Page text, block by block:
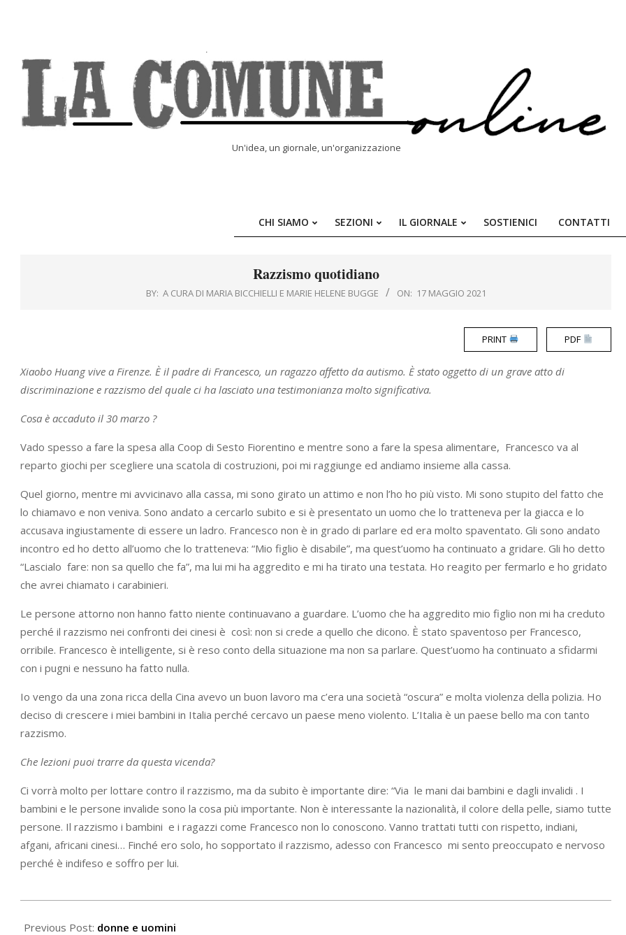
Un'idea, un giornale, un'organizzazione
Primary
CHI SIAMO SEZIONI IL GIORNALE SOSTIENICI CONTATTI
Razzismo quotidiano
BY: A CURA DI MARIA BICCHIELLI E MARIE HELENE BUGGE ON: 17 MAGGIO 2021
PRINT PDF
Xiaobo Huang vive a Firenze. È il padre di Francesco, un ragazzo affetto da autismo. È stato oggetto di un grave atto di
discriminazione e razzismo del quale ci ha lasciato una testimonianza molto significativa.
Cosa è accaduto il 30 marzo ?
Vado spesso a fare la spesa alla Coop di Sesto Fiorentino e mentre sono a fare la spesa alimentare, Francesco va al
reparto giochi per scegliere una scatola di costruzioni, poi mi raggiunge ed andiamo insieme alla cassa.
Quel giorno, mentre mi avvicinavo alla cassa, mi sono girato un attimo e non l’ho ho più visto. Mi sono stupito del fatto che
lo chiamavo e non veniva. Sono andato a cercarlo subito e si è presentato un uomo che lo tratteneva per la giacca e lo
accusava ingiustamente di essere un ladro. Francesco non è in grado di parlare ed era molto spaventato. Gli sono andato
incontro ed ho detto all’uomo che lo tratteneva: “Mio figlio è disabile”, ma quest’uomo ha continuato a gridare. Gli ho detto
“Lascialo fare: non sa quello che fa”, ma lui mi ha aggredito e mi ha tirato una testata. Ho reagito per fermarlo e ho gridato
che avrei chiamato i carabinieri.
Le persone attorno non hanno fatto niente continuavano a guardare. L’uomo che ha aggredito mio figlio non mi ha creduto
perché il razzismo nei confronti dei cinesi è così: non si crede a quello che dicono. È stato spaventoso per Francesco,
orribile. Francesco è intelligente, si è reso conto della situazione ma non sa parlare. Quest’uomo ha continuato a sfidarmi
con i pugni e nessuno ha fatto nulla.
Io vengo da una zona ricca della Cina avevo un buon lavoro ma c’era una società “oscura” e molta violenza della polizia. Ho
deciso di crescere i miei bambini in Italia perché cercavo un paese meno violento. L’Italia è un paese bello ma con tanto
razzismo.
Che lezioni puoi trarre da questa vicenda?
Ci vorrà molto per lottare contro il razzismo, ma da subito è importante dire: “Via le mani dai bambini e dagli invalidi . I
bambini e le persone invalide sono la cosa più importante. Non è interessante la nazionalità, il colore della pelle, siamo tutte
persone. Il razzismo i bambini e i ragazzi come Francesco non lo conoscono. Vanno trattati tutti con rispetto, indiani,
afgani, africani cinesi… Finché ero solo, ho sopportato il razzismo, adesso con Francesco mi sento preoccupato e nervoso
perché è indifeso e soffro per lui.
05-
Previous Post: donne e uomini